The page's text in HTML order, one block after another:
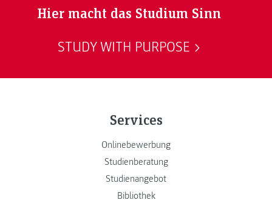
Hier macht das Studium Sinn
STUDY WITH PURPOSE
Services
Onlinebewerbung
Studienberatung
Studienangebot
Bibliothek